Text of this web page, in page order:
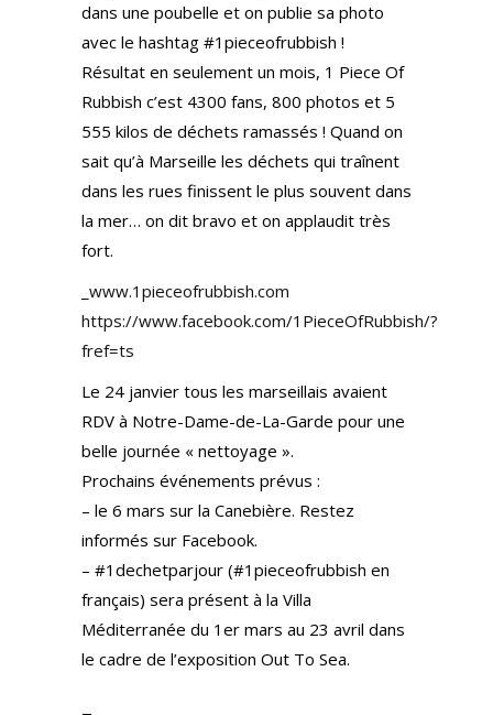
dans une poubelle et on publie sa photo
avec le hashtag #1pieceofrubbish !
Résultat en seulement un mois, 1 Piece Of
Rubbish c’est 4300 fans, 800 photos et 5
555 kilos de déchets ramassés ! Quand on
sait qu’à Marseille les déchets qui traînent
dans les rues finissent le plus souvent dans
la mer… on dit bravo et on applaudit très
fort.
www.1pieceofrubbish.com
https://www.facebook.com/1PieceOfRubbish/?
fref=ts
Le 24 janvier tous les marseillais avaient
RDV à Notre-Dame-de-La-Garde pour une
belle journée « nettoyage ».
Prochains événements prévus :
– le 6 mars sur la Canebière. Restez
informés sur Facebook.
– #1dechetparjour (#1pieceofrubbish en
français) sera présent à la Villa
Méditerranée du 1er mars au 23 avril dans
le cadre de l’exposition Out To Sea.